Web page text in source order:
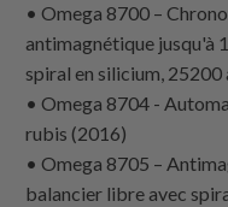
• Omega 8700 –
antimagnétique jusqu'à
spiral en silicium, 25200
• Omega 8704 -
rubis (2016)
• Omega 8705 –
balancier libre avec